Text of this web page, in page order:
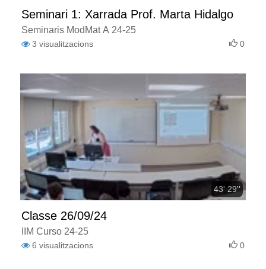
Seminari 1: Xarrada Prof. Marta Hidalgo
Seminaris ModMat A 24-25
3 visualitzacions 0
43' 29''
Classe 26/09/24
IIM Curso 24-25
6 visualitzacions 0